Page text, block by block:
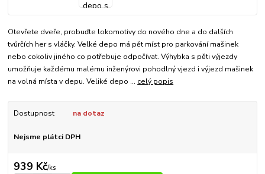
Otevřete dveře, probuďte lokomotivy do nového dne a do dalších
tvůrčích her s vláčky. Velké depo má pět míst pro parkování mašinek
nebo cokoliv jiného co potřebuje odpočívat. Výhybka s pěti výjezdy
umožňuje každému malému inženýrovi pohodlný vjezd i výjezd mašinek
na volná místa v depu. Veliké depo ... celý popis
Dostupnost na dotaz
Nejsme plátci DPH
939 Kč/ks